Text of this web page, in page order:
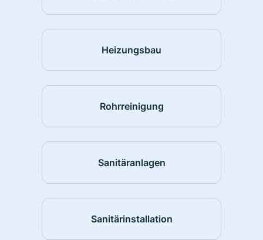
Heizungsbau
Rohrreinigung
Sanitäranlagen
Sanitärinstallation